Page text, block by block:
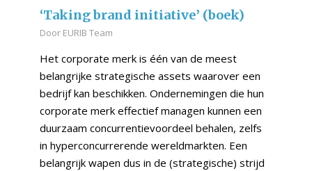
‘Taking brand initiative’ (boek)
Door EURIB Team
Het corporate merk is één van de meest
belangrijke strategische assets waarover een
bedrijf kan beschikken. Ondernemingen die hun
corporate merk effectief managen kunnen een
duurzaam concurrentievoordeel behalen, zelfs
in hyperconcurrerende wereldmarkten. Een
belangrijk wapen dus in de (strategische) strijd